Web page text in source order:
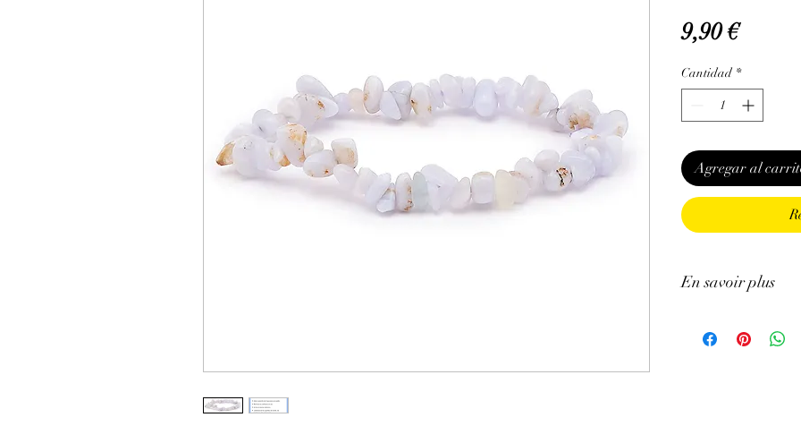
9,90 €Precio
Cantidad *
Agregar al
En savoir plus
n'exclut en aucun